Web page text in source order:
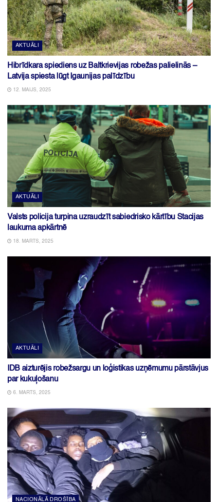
AKTUĀLI
Hibrīdkara spiediens uz Baltkrievijas robežas palielinās –
Latvija spiesta lūgt Igaunijas palīdzību
12. MAIJS, 2025
AKTUĀLI
Valsts policija turpina uzraudzīt sabiedrisko kārtību Stacijas
laukuma apkārtnē
18. MARTS, 2025
AKTUĀLI
IDB aizturējis robežsargu un loģistikas uzņēmumu pārstāvjus
par kukuļošanu
6. MARTS, 2025
NACIONĀLĀ DROŠĪBA